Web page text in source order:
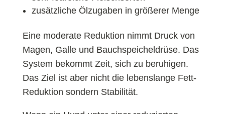
zusätzliche Ölzugaben in größerer Menge
Eine moderate Reduktion nimmt Druck von
Magen, Galle und Bauchspeicheldrüse. Das
System bekommt Zeit, sich zu beruhigen.
Das Ziel ist aber nicht die lebenslange Fett-
Reduktion sondern Stabilität.